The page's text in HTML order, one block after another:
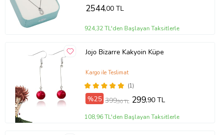
2544,00 TL
924,32 TL'den Başlayan Taksitlerle
Jojo Bizarre Kakyoin Küpe
(1)
Kargo ile Teslimat
%25 399,90 TL 299,90 TL
108,96 TL'den Başlayan Taksitlerle